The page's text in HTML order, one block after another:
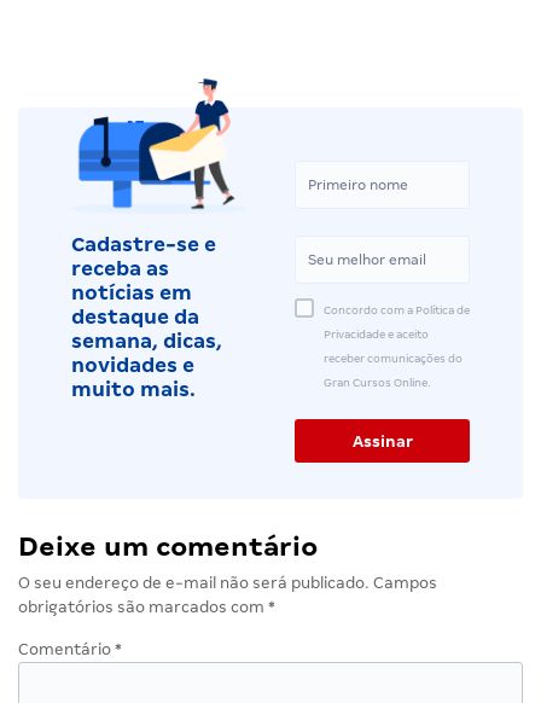
Cadastre-se e
receba as
notícias em
destaque da
semana, dicas,
novidades e
muito mais.
Concordo com a Política de
Privacidade e aceito
receber comunicações do
Gran Cursos Online.
Deixe um comentário
O seu endereço de e-mail não será publicado. Campos
obrigatórios são marcados com *
Comentário *